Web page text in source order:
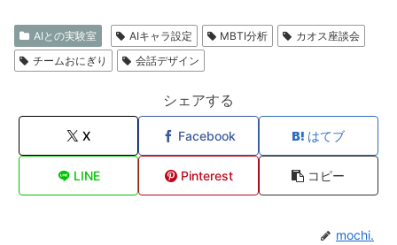
AIとの実験室 AIキャラ設定 MBTI分析
カオス座談会
チームおにぎり
会話デザイン
シェアする
X Facebook はてブ
LINE Pinterest コピー
mochi.